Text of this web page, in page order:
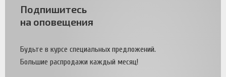
Подпишитесь
на оповещения
Будьте в курсе специальных предложений.
Большие распродажи каждый месяц!